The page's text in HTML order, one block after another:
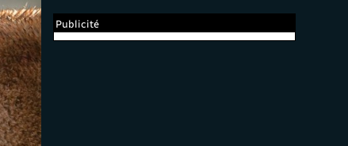
Publicité